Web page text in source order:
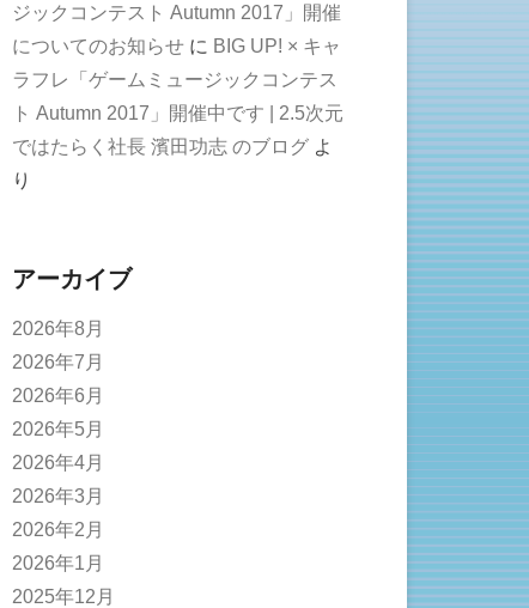
ジックコンテスト Autumn 2017」開催
についてのお知らせ に BIG UP! × キャ
ラフレ「ゲームミュージックコンテス
ト Autumn 2017」開催中です | 2.5次元
ではたらく社長 濱田功志 のブログ よ
り
アーカイブ
2026年8月
2026年7月
2026年6月
2026年5月
2026年4月
2026年3月
2026年2月
2026年1月
2025年12月